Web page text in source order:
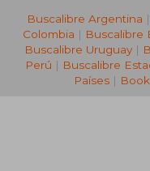
Buscalibre Argentina |
Colombia | Buscalibre
Buscalibre Uruguay|
Perú | Buscalibre
Países |